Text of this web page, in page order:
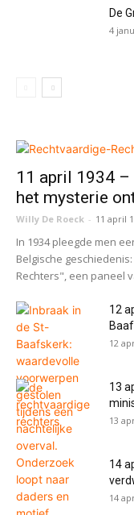
De
4
11 april 1934 –
het mysterie
Willy De Roeck - 11 april
In 1934 pleegde men
Belgische
Rechters", een paneel
12
12
13
13
14
14